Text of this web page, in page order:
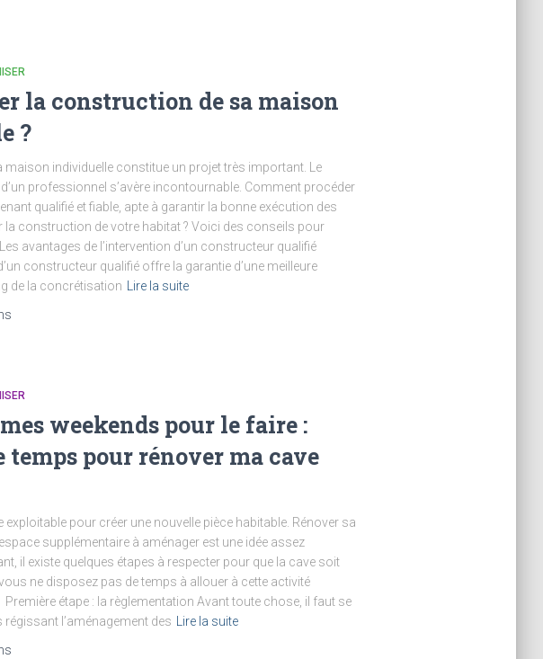
la construction de sa maison
?
maison individuelle constitue un projet très important. Le
professionnel s’avère incontournable. Comment procéder
qualifié et fiable, apte à garantir la bonne exécution des
la construction de votre habitat ? Voici des conseils pour
avantages de l’intervention d’un constructeur qualifié
constructeur qualifié offre la garantie d’une meilleure
de la concrétisation
Lire la suite
weekends pour le faire :
temps pour rénover ma cave
exploitable pour créer une nouvelle pièce habitable. Rénover sa
supplémentaire à aménager est une idée assez
il existe quelques étapes à respecter pour que la cave soit
ne disposez pas de temps à allouer à cette activité
étape : la règlementation Avant toute chose, il faut se
l’aménagement des
Lire la suite